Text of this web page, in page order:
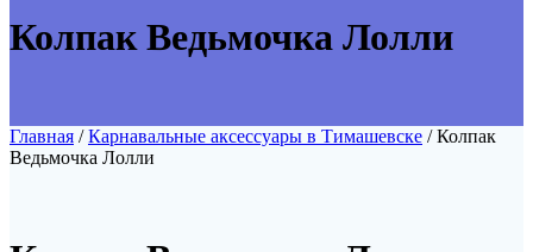
Колпак Ведьмочка Лолли
Главная /Карнавальные аксессуары в Тимашевске / Колпак
Ведьмочка Лолли